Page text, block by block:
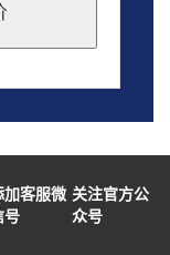
加客服微
号
关注官方公
众号